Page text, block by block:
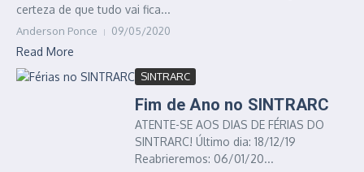
certeza de que tudo vai fica...
Anderson Ponce 09/05/2020
Read More
SINTRARC
Fim de Ano no SINTRARC
ATENTE-SE AOS DIAS DE FÉRIAS DO
SINTRARC! Último dia: 18/12/19
Reabrieremos: 06/01/20...